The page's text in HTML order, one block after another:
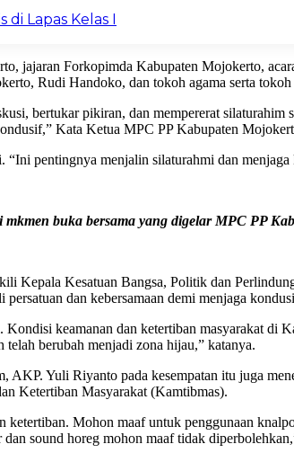
Lapas Kelas I
jajaran Forkopimda Kabupaten Mojokerto,
Rudi Handoko, dan tokoh agama serta tokoh
bertukar pikiran, dan mempererat
Kata Ketua MPC PP Kabupaten
pentingnya menjalin silaturahmi dan
buka bersama yang digelar MPC PP
Kepala Kesatuan Bangsa, Politik dan
dan kebersamaan demi menjaga
keamanan dan ketertiban masyarakat di
telah berubah menjadi zona hijau,” katanya.
Yuli Riyanto pada kesempatan itu juga
Ketertiban Masyarakat (Kamtibmas).
Mohon maaf untuk penggunaan
sound horeg mohon maaf tidak